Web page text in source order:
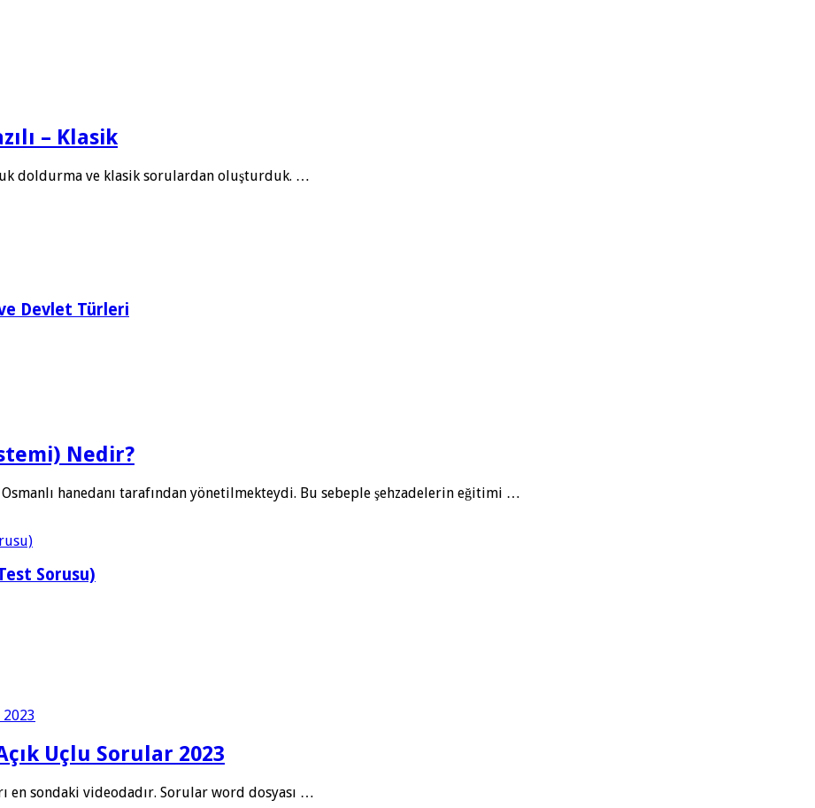
– Klasik
doldurma ve klasik sorulardan oluşturduk. …
Devlet Türleri
Nedir?
hanedanı tarafından yönetilmekteydi. Bu sebeple şehzadelerin eğitimi …
Sorusu)
Uçlu Sorular 2023
en sondaki videodadır. Sorular word dosyası …